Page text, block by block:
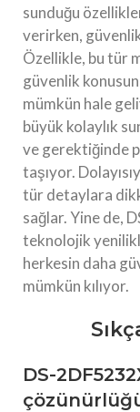
sunduğu
verirken,
Özellikle, bu tür
güvenlik
mümkün hale
büyük kolaylık
ve gerektiğinde
taşıyor.
tür detaylara
sağlar. Yine de,
teknolojik
herkesin daha
mümkün kılıyor.
DS-